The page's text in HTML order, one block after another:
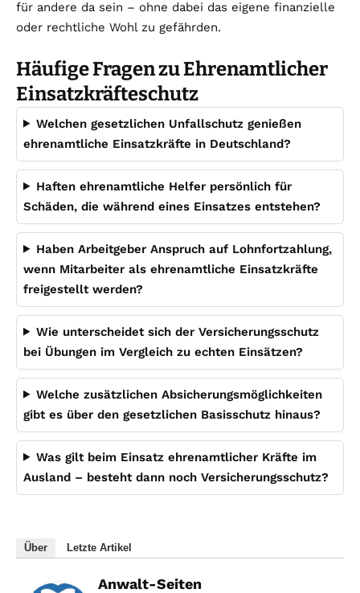
für andere da sein – ohne dabei das eigene finanzielle
oder rechtliche Wohl zu gefährden.
Häufige Fragen zu Ehrenamtlicher
Einsatzkräfteschutz
Welchen gesetzlichen Unfallschutz genießen
ehrenamtliche Einsatzkräfte in Deutschland?
Haften ehrenamtliche Helfer persönlich für
Schäden, die während eines Einsatzes entstehen?
Haben Arbeitgeber Anspruch auf Lohnfortzahlung,
wenn Mitarbeiter als ehrenamtliche Einsatzkräfte
freigestellt werden?
Wie unterscheidet sich der Versicherungsschutz
bei Übungen im Vergleich zu echten Einsätzen?
Welche zusätzlichen Absicherungsmöglichkeiten
gibt es über den gesetzlichen Basisschutz hinaus?
Was gilt beim Einsatz ehrenamtlicher Kräfte im
Ausland – besteht dann noch Versicherungsschutz?
Über Letzte Artikel
Anwalt-Seiten